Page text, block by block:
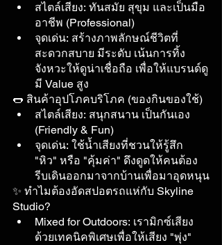
สไตล์เสียง: ทันสมัย สุขุม และเป็นมือ
อาชีพ (Professional)
จุดเด่น: สร้างภาพลักษณ์ชีวิตที่
สะดวกสบาย มีระดับ เน้นการทิ้ง
จังหวะให้ดูน่าเชื่อถือ เพื่อให้แบรนด์ดู
มี Value สูง
🌭 สินค้าอุปโภคบริโภค (ของกินของใช้)
สไตล์เสียง: สนุกสนาน เป็นกันเอง
(Friendly & Fun)
จุดเด่น: ใช้น้ำเสียงที่ชวนให้รู้สึก
"หิว" หรือ "คุ้มค่า" ดึงดูดให้คนต้อง
รีบเดินออกมาจากบ้านเพื่อมาอุดหนุน
✨ ทำไมต้องอัดสปอตรถแห่กับ Skyline
Studio?
Mixed for Outdoors: เรามิกซ์เสียง
ด้วยเทคนิคพิเศษเพื่อให้เสียง "พุ่ง"